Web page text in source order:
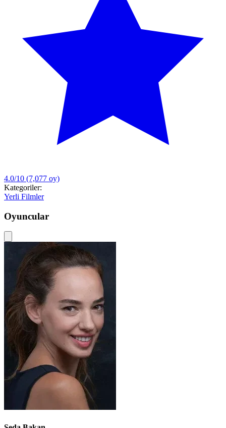
4.0/10 (7,077 oy)
Kategoriler:
Yerli Filmler
Oyuncular